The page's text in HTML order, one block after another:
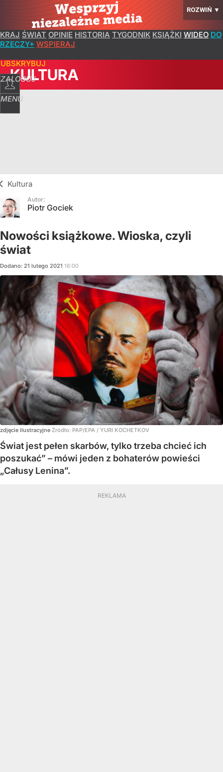
ROZWIŃ ▼
KRAJ ŚWIAT OPINIE HISTORIA TYGODNIK KSIĄŻKI WIDEO DO
RZECZY+ WSPIERAJ
ZALOGUJ
MENU
KULTURA
Kultura
Autor:
Piotr Gociek
Nowości książkowe. Wioska, czyli
świat
Dodano: 21 lutego 2021 16:00
zdjęcie ilustracyjne Źródło: PAP/EPA / YURI KOCHETKOV
Świat jest pełen skarbów, tylko trzeba chcieć ich
poszukać” – mówi jeden z bohaterów powieści
„Całusy Lenina”.